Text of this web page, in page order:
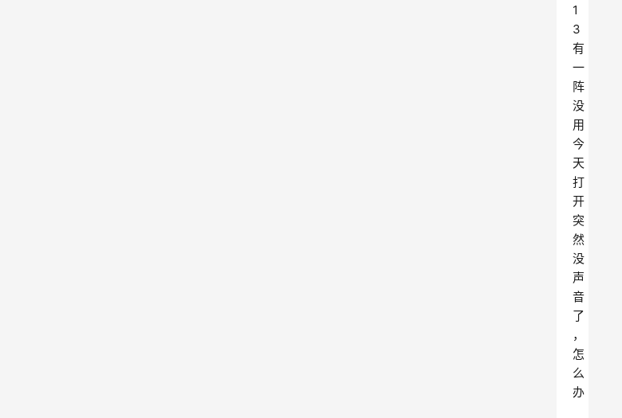
1
3
有
一
阵
没
用
今
天
打
开
突
然
没
声
音
了
，
怎
么
办